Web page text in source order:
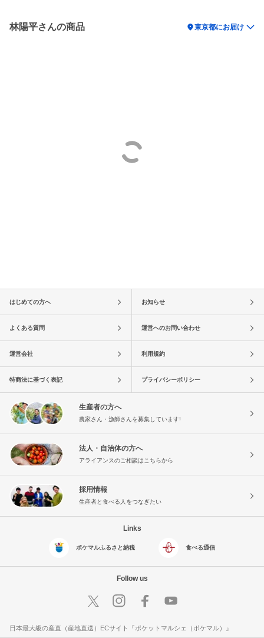
林陽平さんの商品 location_on東京都にお届け
はじめての方へ お知らせ
よくある質問 運営へのお問い合わせ
運営会社 利用規約
特商法に基づく表記 プライバシーポリシー
生産者の方へ
農家さん・漁師さんを募集しています!
法人・自治体の方へ
アライアンスのご相談はこちらから
採用情報
生産者と食べる人をつなぎたい
Links
ポケマルふるさと納税 食べる通信
Follow us
日本最大級の産直（産地直送）ECサイト『ポケットマルシェ（ポケマル）』